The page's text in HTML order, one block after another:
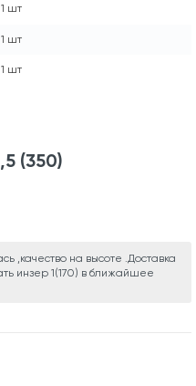
1 шт
1 шт
1 шт
(350)
,качество на высоте .Доставка
инзер 1(170) в ближайшее